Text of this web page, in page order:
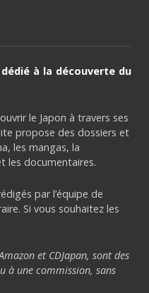
à la découverte du
le Japon à travers ses
propose des dossiers et
les mangas, la
les documentaires.
par l’équipe de
Si vous souhaitez les
et CDJapan, sont des
à une commission, sans